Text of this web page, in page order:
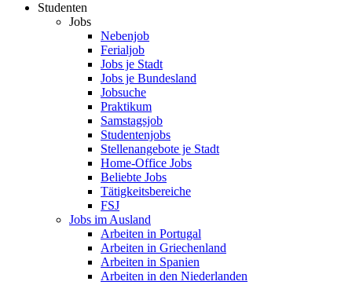
Studenten
Jobs
Nebenjob
Ferialjob
Jobs je Stadt
Jobs je Bundesland
Jobsuche
Praktikum
Samstagsjob
Studentenjobs
Stellenangebote je Stadt
Home-Office Jobs
Beliebte Jobs
Tätigkeitsbereiche
FSJ
Jobs im Ausland
Arbeiten in Portugal
Arbeiten in Griechenland
Arbeiten in Spanien
Arbeiten in den Niederlanden